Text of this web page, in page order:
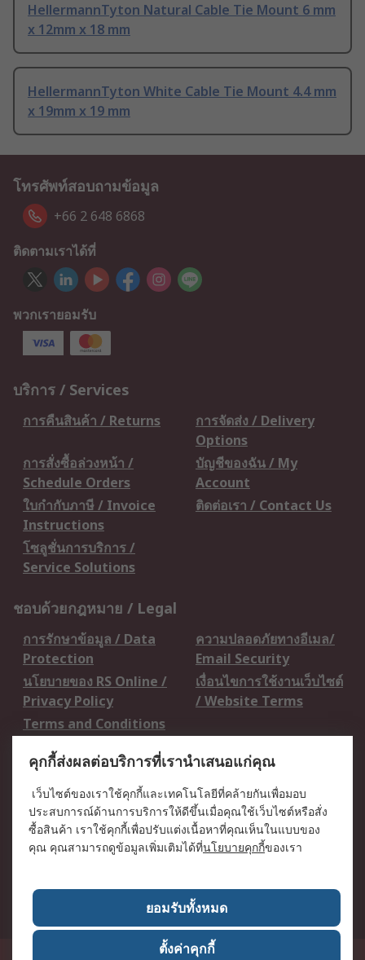
HellermannTyton Natural Cable Tie Mount 6 mm
x 12mm x 18 mm
HellermannTyton White Cable Tie Mount 4.4 mm
x 19mm x 19 mm
โทรศัพท์สอบถามข้อมูล
+66 2 648 6868
ติดตามเราได้ที่
พวกเรายอมรับ
บริการ / Services
การคืนสินค้า / Returns
การจัดส่ง / Delivery
Options
การสั่งซื้อล่วงหน้า /
Schedule Orders
บัญชีของฉัน / My
Account
ใบกำกับภาษี / Invoice
Instructions
ติดต่อเรา / Contact Us
โซลูชั่นการบริการ /
Service Solutions
ชอบด้วยกฎหมาย / Legal
การรักษาข้อมูล / Data
Protection
ความปลอดภัยทางอีเมล/
Email Security
นโยบายของ RS Online /
Privacy Policy
เงื่อนไขการใช้งานเว็บไซต์
/ Website Terms
Terms and Conditions
เกี่ยวกับ RS / About RS
RS ทั่วโลก / RS
Worldwide
ข่าวประชาสัมพันธ์ / Press
Centre
บริษัทในเครือ RS /
วิธีการชำระเงิน /
เกี่ยวกับ RS / About RS
อาชีพที่ RS / Careers
50 GMM Grammy Place, 19th Floor, Unit 1901-1904, Sukhumvit 21 Road
คุกกี้ส่งผลต่อบริการที่เรานำเสนอแก่คุณ
เว็บไซต์ของเราใช้คุกกี้และเทคโนโลยีที่คล้ายกันเพื่อมอบ
ประสบการณ์ด้านการบริการให้ดีขึ้นเมื่อคุณใช้เว็บไซต์หรือสั่ง
ซื้อสินค้า เราใช้คุกกี้เพื่อปรับแต่งเนื้อหาที่คุณเห็นในแบบของ
คุณ คุณสามารถดูข้อมูลเพิ่มเติมได้ที่นโยบายคุกกี้ของเรา
ยอมรับทั้งหมด
ตั้งค่าคุกกี้